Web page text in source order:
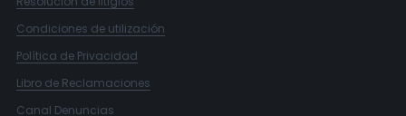
Condiciones de utilización
Política de Privacidad
Libro de Reclamaciones
Canal Denuncias